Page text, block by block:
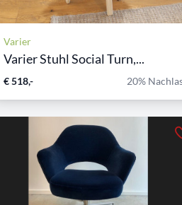
Varier
Varier Stuhl Social Turn,...
€ 518,- 20%